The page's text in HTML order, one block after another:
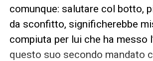
comunque: salutare col botto,
da sconfitto, significherebbe
compiuta per lui che ha messo
questo suo secondo mandato